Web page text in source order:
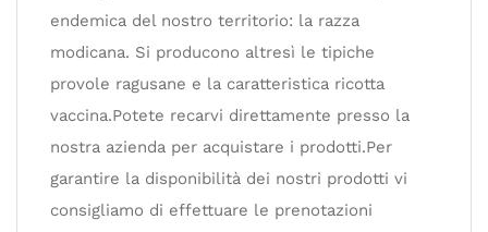
endemica del nostro territorio: la razza
modicana. Si producono altresì le tipiche
provole ragusane e la caratteristica ricotta
vaccina.Potete recarvi direttamente presso la
nostra azienda per acquistare i prodotti.Per
garantire la disponibilità dei nostri prodotti vi
consigliamo di effettuare le prenotazioni